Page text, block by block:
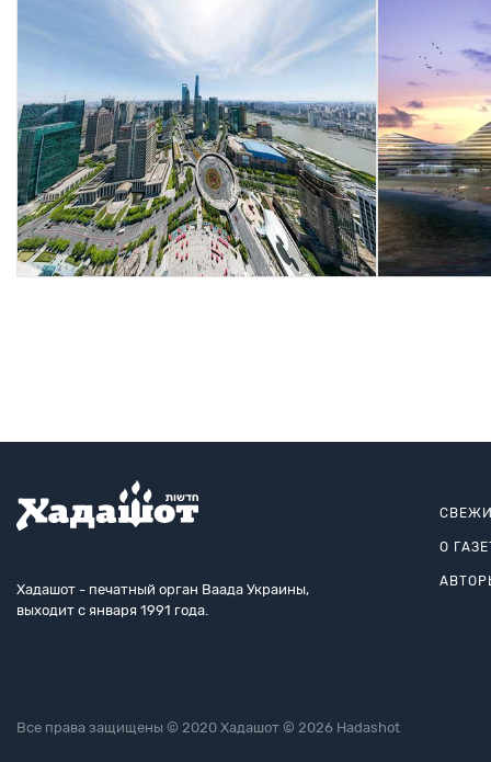
test partner 4
"Sed ut perspiciatis unde omnis iste
natus error sit voluptatem
accusantium doloremque
laudantium, totam rem aperiam,
eaque ipsa quae ab illo inventore
veritatis et quasi architecto beatae
vitae dicta sunt explicabo.
Ut
Хадашот - печатный орган Ваада Украины,
выходит с января 1991 года.
О
Все права защищены © 2020 Хадашот © 2026 Hadashot